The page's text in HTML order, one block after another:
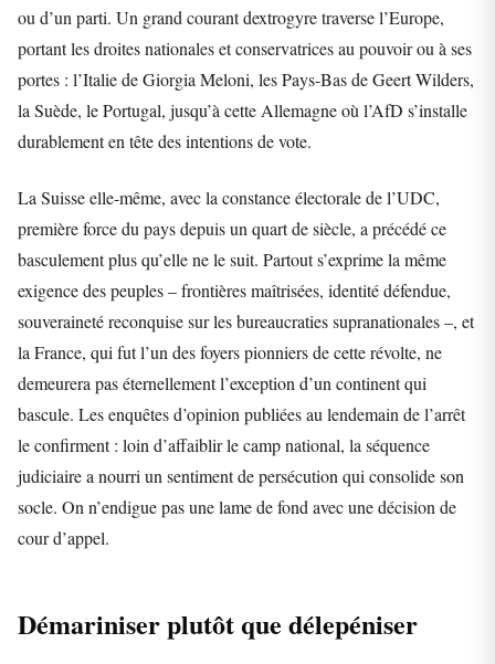
ou d’un parti. Un grand courant dextrogyre traverse l’Europe,
portant les droites nationales et conservatrices au pouvoir ou à ses
portes : l’Italie de Giorgia Meloni, les Pays-Bas de Geert Wilders,
la Suède, le Portugal, jusqu’à cette Allemagne où l’AfD s’installe
durablement en tête des intentions de vote.
La Suisse elle-même, avec la constance électorale de l’UDC,
première force du pays depuis un quart de siècle, a précédé ce
basculement plus qu’elle ne le suit. Partout s’exprime la même
exigence des peuples – frontières maîtrisées, identité défendue,
souveraineté reconquise sur les bureaucraties supranationales –, et
la France, qui fut l’un des foyers pionniers de cette révolte, ne
demeurera pas éternellement l’exception d’un continent qui
bascule. Les enquêtes d’opinion publiées au lendemain de l’arrêt
le confirment : loin d’affaiblir le camp national, la séquence
judiciaire a nourri un sentiment de persécution qui consolide son
socle. On n’endigue pas une lame de fond avec une décision de
cour d’appel.
Démariniser plutôt que délepéniser